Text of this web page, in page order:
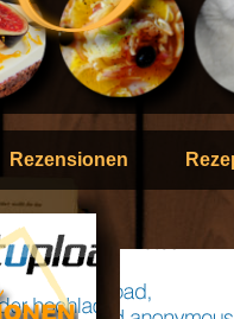
Rezensionen